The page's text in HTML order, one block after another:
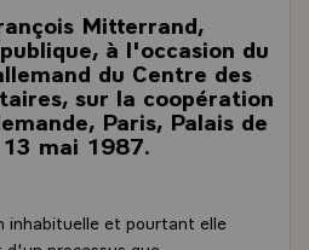
Mitterrand,
à l'occasion du
du Centre des
sur la coopération
Paris, Palais de
mai 1987.
inhabituelle et pourtant elle